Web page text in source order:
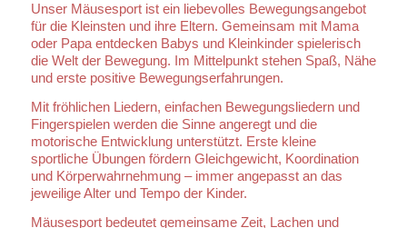
Unser Mäusesport ist ein liebevolles Bewegungsangebot
für die Kleinsten und ihre Eltern. Gemeinsam mit Mama
oder Papa entdecken Babys und Kleinkinder spielerisch
die Welt der Bewegung. Im Mittelpunkt stehen Spaß, Nähe
und erste positive Bewegungserfahrungen.
Mit fröhlichen Liedern, einfachen Bewegungsliedern und
Fingerspielen werden die Sinne angeregt und die
motorische Entwicklung unterstützt. Erste kleine
sportliche Übungen fördern Gleichgewicht, Koordination
und Körperwahrnehmung – immer angepasst an das
jeweilige Alter und Tempo der Kinder.
Mäusesport bedeutet gemeinsame Zeit, Lachen und